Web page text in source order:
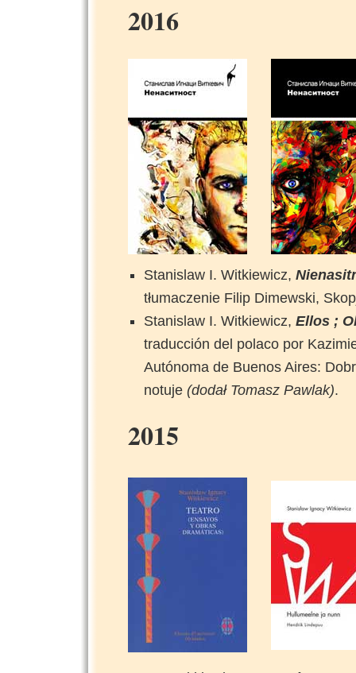
2016
Stanislaw I. Witkiewicz,
tłumaczenie Filip Dimewski,
Stanislaw I. Witkiewicz, Ellos ;
traducción del polaco por
Autónoma de Buenos Aires:
notuje (dodał Tomasz Pawlak).
2015